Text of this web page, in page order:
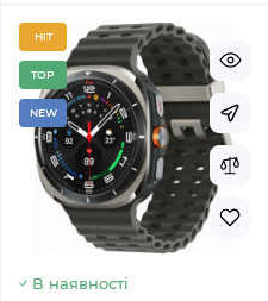
HIT
TOP
NEW
В наявності